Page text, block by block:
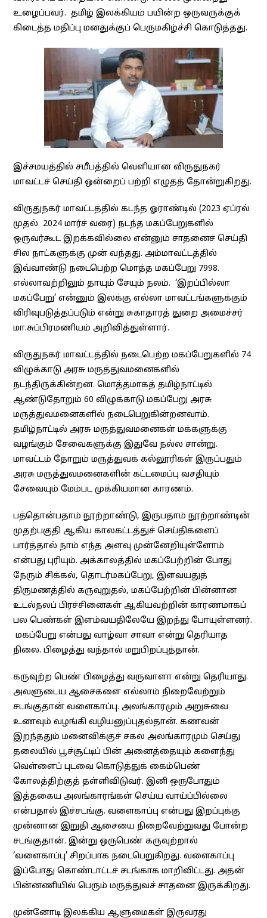
உழைப்பவர். தமிழ் இலக்கியம் பயின்ற ஒருவருக்குக்
கிடைத்த மதிப்பு மனதுக்குப் பெருமகிழ்ச்சி கொடுத்தது.
இச்சமயத்தில் சமீபத்தில் வெளியான விருதுநகர்
மாவட்டச் செய்தி ஒன்றைப் பற்றி எழுதத் தோன்றுகிறது.
விருதுநகர் மாவட்டத்தில் கடந்த ஓராண்டில் (2023 ஏப்ரல்
முதல் 2024 மார்ச் வரை) நடந்த மகப்பேறுகளில்
ஒருவர்கூட இறக்கவில்லை என்னும் சாதனைச் செய்தி
சில நாட்களுக்கு முன் வந்தது. அம்மாவட்டத்தில்
இவ்வாண்டு நடைபெற்ற மொத்த மகப்பேறு 7998.
எல்லாவற்றிலும் தாயும் சேயும் நலம். ‘இறப்பில்லா
மகப்பேறு’ என்னும் இலக்கு எல்லா மாவட்டங்களுக்கும்
விரிவுபடுத்தப்படும் என்று சுகாதாரத் துறை அமைச்சர்
மா.சுப்பிரமணியம் அறிவித்துள்ளார்.
விருதுநகர் மாவட்டத்தில் நடைபெற்ற மகப்பேறுகளில் 74
விழுக்காடு அரசு மருத்துவமனைகளில்
நடந்திருக்கின்றன. மொத்தமாகத் தமிழ்நாட்டில்
ஆண்டுதோறும் 60 விழுக்காடு மகப்பேறு அரசு
மருத்துவமனைகளில் நடைபெறுகின்றனவாம்.
தமிழ்நாட்டில் அரசு மருத்துவமனைகள் மக்களுக்கு
வழங்கும் சேவைகளுக்கு இதுவே நல்ல சான்று.
மாவட்டம் தோறும் மருத்துவக் கல்லூரிகள் இருப்பதும்
அரசு மருத்துவமனைகளின் கட்டமைப்பு வசதியும்
சேவையும் மேம்பட முக்கியமான காரணம்.
பத்தொன்பதாம் நூற்றாண்டு, இருபதாம் நூற்றாண்டின்
முதற்பகுதி ஆகிய காலகட்டத்துச் செய்திகளைப்
பார்த்தால் நாம் எந்த அளவு முன்னேறியுள்ளோம்
என்பது புரியும். அக்காலத்தில் மகப்பேற்றின் போது
நேரும் சிக்கல், தொடர்மகப்பேறு, இளவயதுத்
திருமணத்தில் கருவுறுதல், மகப்பேற்றின் பின்னான
உடல்நலப் பிரச்சினைகள் ஆகியவற்றின் காரணமாகப்
பல பெண்கள் இளம்வயதிலேயே இறந்து போயுள்ளனர்.
மகப்பேறு என்பது வாழ்வா சாவா என்று தெரியாத
நிலை. பிழைத்து வந்தால் மறுபிறப்புத்தான்.
கருவுற்ற பெண் பிழைத்து வருவாளா என்று தெரியாது.
அவளுடைய ஆசைகளை எல்லாம் நிறைவேற்றும்
சடங்குதான் வளைகாப்பு. அலங்காரமும் அறுசுவை
உணவும் வழங்கி வழியனுப்புதல்தான். கணவன்
இறந்ததும் மனைவிக்குச் சகல அலங்காரமும் செய்து
தலையில் பூச்சூட்டிப் பின் அனைத்தையும் களைந்து
வெள்ளைப் புடவை கொடுத்துக் கைம்பெண்
கோலத்திற்குத் தள்ளிவிடுவர். இனி ஒருபோதும்
இத்தகைய அலங்காரங்கள் செய்ய வாய்ப்பில்லை
என்பதால் இச்சடங்கு. வளைகாப்பு என்பது இறப்புக்கு
முன்னான இறுதி ஆசையை நிறைவேற்றுவது போன்ற
சடங்குதான். இன்று ஒருபெண் கருவுற்றால்
‘வளைகாப்பு’ சிறப்பாக நடைபெறுகிறது. வளைகாப்பு
இப்போது கொண்டாட்டச் சடங்காக மாறிவிட்டது. அதன்
பின்னணியில் பெரும் மருத்துவச் சாதனை இருக்கிறது.
முன்னோடி இலக்கிய ஆளுமைகள் இருவரது